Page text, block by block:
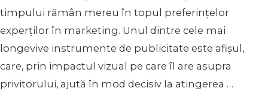
timpului rămân mereu în topul preferințelor
experților în marketing. Unul dintre cele mai
longevive instrumente de publicitate este afișul,
care, prin impactul vizual pe care îl are asupra
privitorului, ajută în mod decisiv la atingerea …